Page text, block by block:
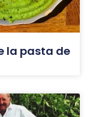
la pasta de